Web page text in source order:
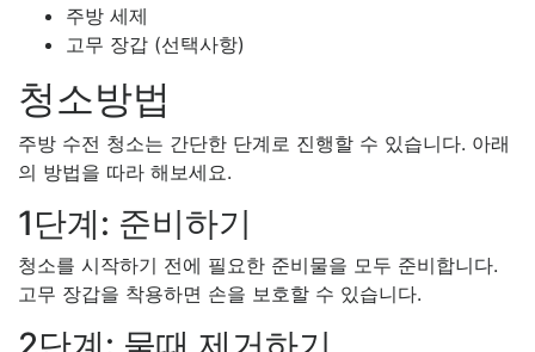
주방 세제
고무 장갑 (선택사항)
청소방법
주방 수전 청소는 간단한 단계로 진행할 수 있습니다. 아래
의 방법을 따라 해보세요.
1단계: 준비하기
청소를 시작하기 전에 필요한 준비물을 모두 준비합니다.
고무 장갑을 착용하면 손을 보호할 수 있습니다.